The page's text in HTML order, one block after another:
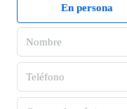
En persona